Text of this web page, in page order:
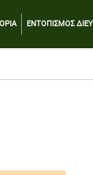
ΕΝΤΟΠΙΣΜΟΣ